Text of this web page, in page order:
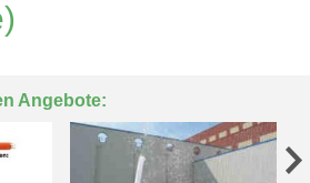
Angebote: